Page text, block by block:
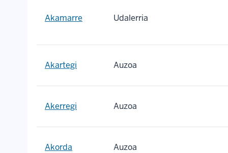
Akamarre Udalerria
Akartegi Auzoa
Akerregi Auzoa
Akorda Auzoa